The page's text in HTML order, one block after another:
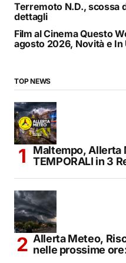
Terremoto N.D., scossa
dettagli
Film al Cinema Questo
agosto 2026, Novità e In
TOP NEWS
Maltempo, Allerta
TEMPORALI in 3
Allerta Meteo,
nelle prossime